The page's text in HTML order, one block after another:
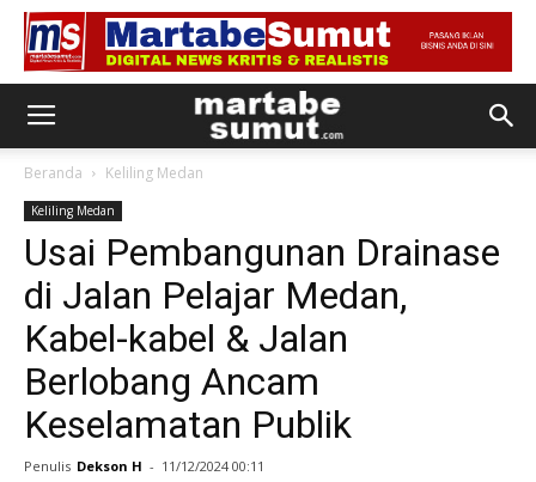
Beranda Keliling Medan
Keliling Medan
Usai Pembangunan Drainase
di Jalan Pelajar Medan,
Kabel-kabel & Jalan
Berlobang Ancam
Keselamatan Publik
Penulis Dekson H - 11/12/2024 00:11